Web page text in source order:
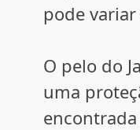
pode
O pelo do
uma